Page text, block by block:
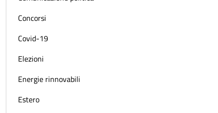
Concorsi
Covid-19
Elezioni
Energie rinnovabili
Estero